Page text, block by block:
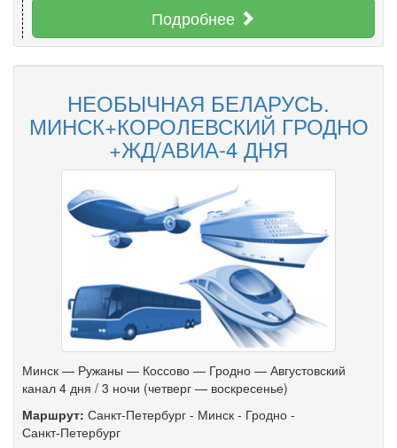
Подробнее
НЕОБЫЧНАЯ БЕЛАРУСЬ.
МИНСК+КОРОЛЕВСКИЙ ГРОДНО
+ЖД/АВИА-4 ДНЯ
Минск — Ружаны — Коссово — Гродно — Августовский
канал 4 дня / 3 ночи (четверг — воскресенье)
Маршрут: Санкт-Петербург - Минск - Гродно -
Санкт-Петербург